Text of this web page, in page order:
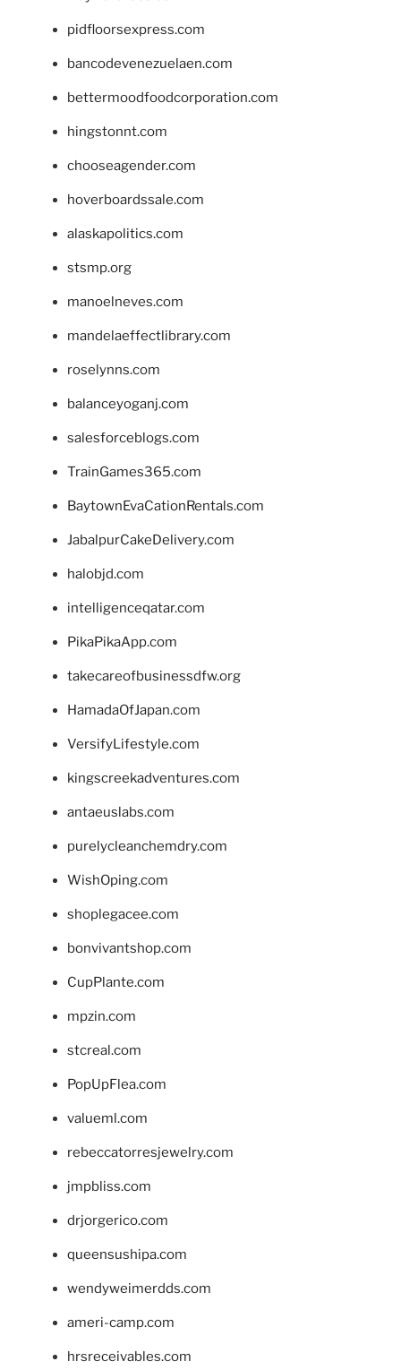
pidfloorsexpress.com
bancodevenezuelaen.com
bettermoodfoodcorporation.com
hingstonnt.com
chooseagender.com
hoverboardssale.com
alaskapolitics.com
stsmp.org
manoelneves.com
mandelaeffectlibrary.com
roselynns.com
balanceyoganj.com
salesforceblogs.com
TrainGames365.com
BaytownEvaCationRentals.com
JabalpurCakeDelivery.com
halobjd.com
intelligenceqatar.com
PikaPikaApp.com
takecareofbusinessdfw.org
HamadaOfJapan.com
VersifyLifestyle.com
kingscreekadventures.com
antaeuslabs.com
purelycleanchemdry.com
WishOping.com
shoplegacee.com
bonvivantshop.com
CupPlante.com
mpzin.com
stcreal.com
PopUpFlea.com
valueml.com
rebeccatorresjewelry.com
jmpbliss.com
drjorgerico.com
queensushipa.com
wendyweimerdds.com
ameri-camp.com
hrsreceivables.com